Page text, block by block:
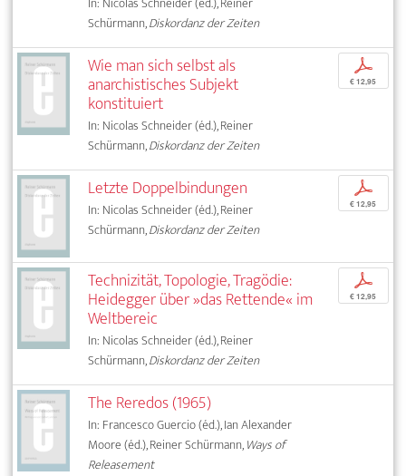
Schürmann,Diskordanz der Zeiten
Wie man sich selbst als
anarchistisches Subjekt
konstituiert
In: Nicolas Schneider (éd.), Reiner
Schürmann,Diskordanz der Zeiten
p
€ 12,95
Letzte Doppelbindungen
In: Nicolas Schneider (éd.), Reiner
Schürmann,Diskordanz der Zeiten
p
€ 12,95
Technizität, Topologie, Tragödie:
Heidegger über »das Rettende« im
Weltbereic
In: Nicolas Schneider (éd.), Reiner
Schürmann,Diskordanz der Zeiten
p
€ 12,95
The Reredos (1965)
In: Francesco Guercio (éd.), Ian Alexander
Moore (éd.), Reiner Schürmann,Ways of
Releasement